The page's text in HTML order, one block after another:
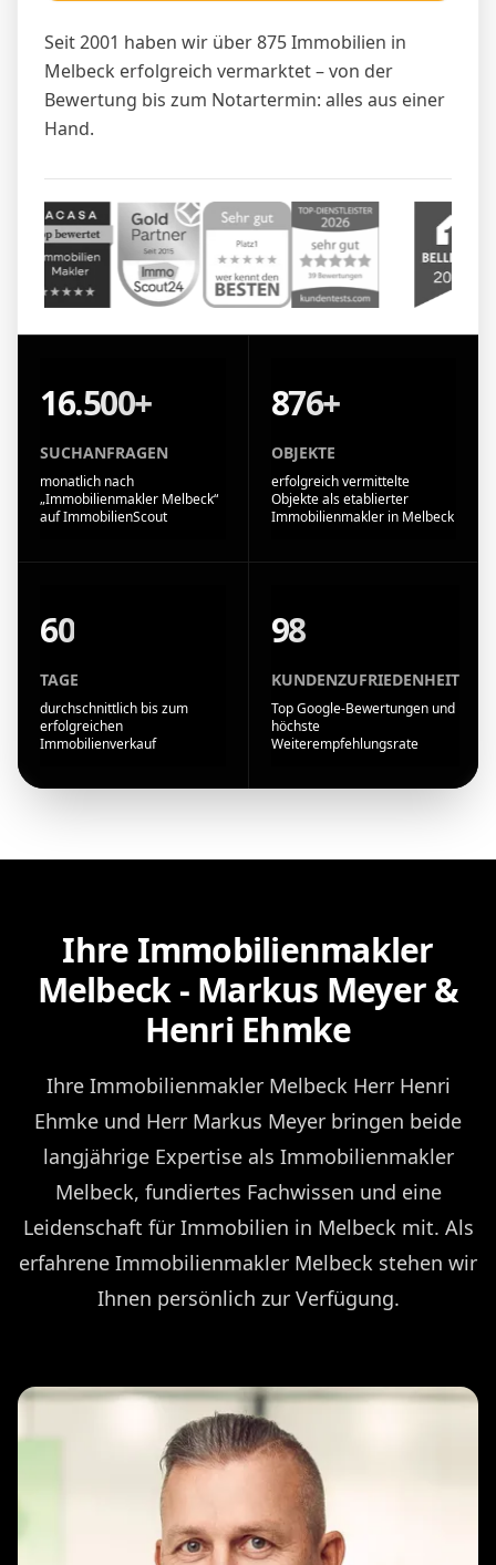
Seit 2001 haben wir über 875 Immobilien in
Melbeck erfolgreich vermarktet – von der
Bewertung bis zum Notartermin: alles aus einer
Hand.
16.500+
SUCHANFRAGEN
monatlich nach
„Immobilienmakler Melbeck“
auf ImmobilienScout
876+
OBJEKTE
erfolgreich vermittelte
Objekte als etablierter
Immobilienmakler in Melbeck
60
TAGE
durchschnittlich bis zum
erfolgreichen
Immobilienverkauf
98
KUNDENZUFRIEDENHEIT
Top Google-Bewertungen und
höchste
Weiterempfehlungsrate
Ihre Immobilienmakler
Melbeck - Markus Meyer &
Henri Ehmke
Ihre Immobilienmakler Melbeck Herr Henri
Ehmke und Herr Markus Meyer bringen beide
langjährige Expertise als Immobilienmakler
Melbeck, fundiertes Fachwissen und eine
Leidenschaft für Immobilien in Melbeck mit. Als
erfahrene Immobilienmakler Melbeck stehen wir
Ihnen persönlich zur Verfügung.